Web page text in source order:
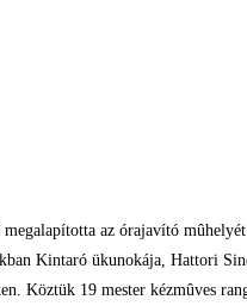
az órajavító
Kintaró ükunokája, Hattori
Köztük 19 mester kézmûves